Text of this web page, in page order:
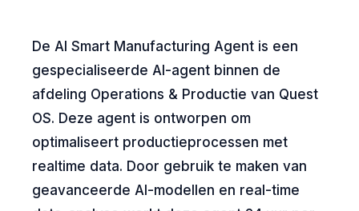
De AI Smart Manufacturing Agent is een
gespecialiseerde AI-agent binnen de
afdeling Operations & Productie van Quest
OS. Deze agent is ontworpen om
optimaliseert productieprocessen met
realtime data. Door gebruik te maken van
geavanceerde AI-modellen en real-time